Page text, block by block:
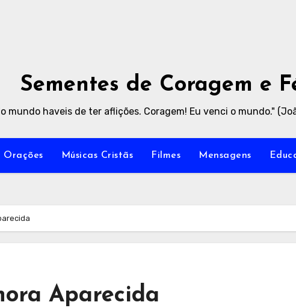
Sementes de Coragem e
mundo haveis de ter aflições. Coragem! Eu venci o mundo."
Orações Músicas Cristãs Filmes Mensagens
Aparecida